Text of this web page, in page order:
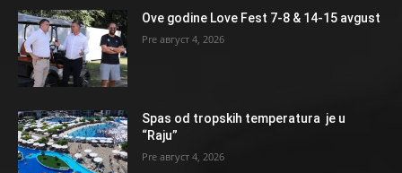
Ove godine Love Fest 7-8 & 14-15 avgust
август 4, 2026
Spas od tropskih temperatura je u
“Raju”
август 4, 2026